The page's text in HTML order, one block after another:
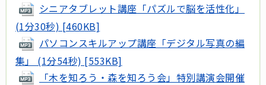
シニアタブレット講座「パズルで脳を活性化」
(1分30秒) [460KB]
パソコンスキルアップ講座「デジタル写真の編
集」 (1分54秒) [553KB]
「木を知ろう・森を知ろう会」特別講演会開催